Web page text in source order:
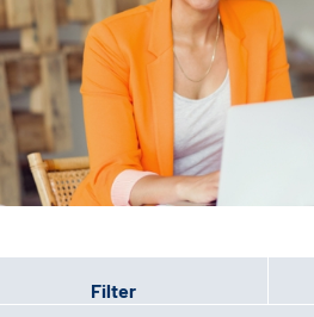
Suche
Leichte Sprache
Gebärdensprache
Filter